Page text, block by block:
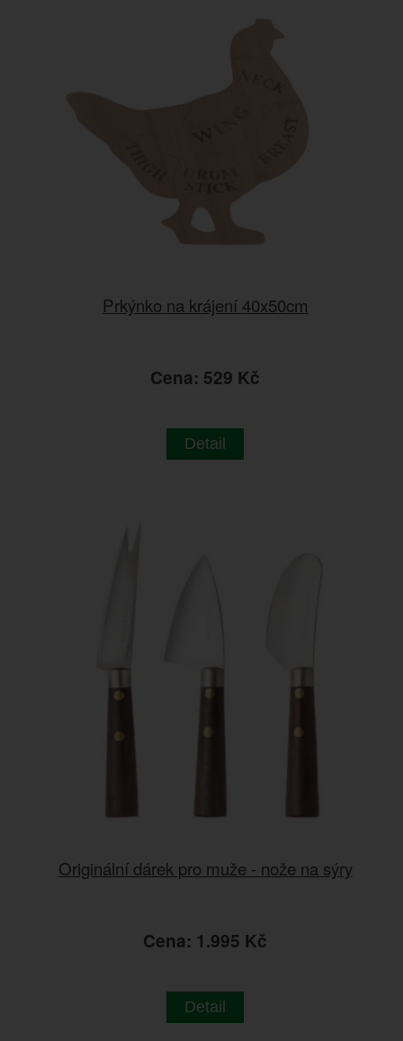
Prkýnko na krájení 40x50cm
Cena: 529 Kč
Detail
Originální dárek pro muže - nože na sýry
Cena: 1.995 Kč
Detail